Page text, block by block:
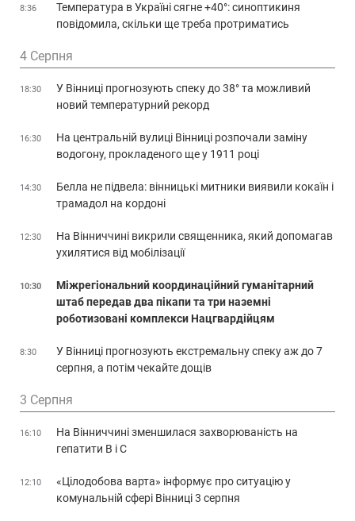
8:36
Температура в Україні сягне +40°: синоптикиня
повідомила, скільки ще треба протриматись
4 Серпня
18:30
У Вінниці прогнозують спеку до 38° та можливий
новий температурний рекорд
16:30
На центральній вулиці Вінниці розпочали заміну
водогону, прокладеного ще у 1911 році
14:30
Белла не підвела: вінницькі митники виявили кокаїн і
трамадол на кордоні
12:30
На Вінниччині викрили священника, який допомагав
ухилятися від мобілізації
10:30
Міжрегіональний координаційний гуманітарний
штаб передав два пікапи та три наземні
роботизовані комплекси Нацгвардійцям
8:30
У Вінниці прогнозують екстремальну спеку аж до 7
серпня, а потім чекайте дощів
3 Серпня
16:10
На Вінниччині зменшилася захворюваність на
гепатити В і С
12:10
«Цілодобова варта» інформує про ситуацію у
комунальній сфері Вінниці 3 серпня